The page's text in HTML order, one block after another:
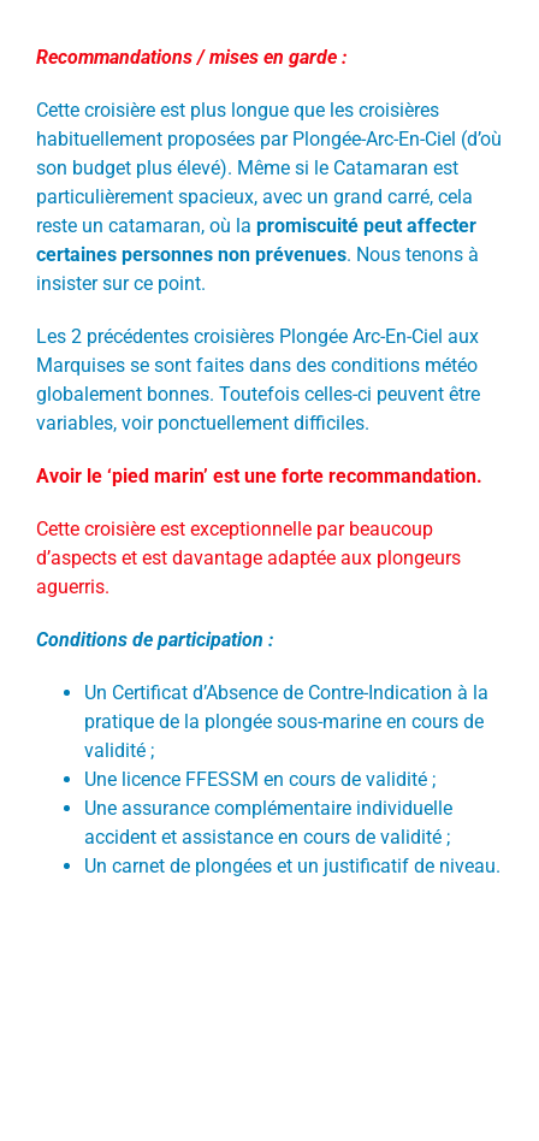
Recommandations / mises en garde :
Cette croisière est plus longue que les croisières
habituellement proposées par Plongée-Arc-En-Ciel (d’où
son budget plus élevé). Même si le Catamaran est
particulièrement spacieux, avec un grand carré, cela
reste un catamaran, où la promiscuité peut affecter
certaines personnes non prévenues. Nous tenons à
insister sur ce point.
Les 2 précédentes croisières Plongée Arc-En-Ciel aux
Marquises se sont faites dans des conditions météo
globalement bonnes. Toutefois celles-ci peuvent être
variables, voir ponctuellement difficiles.
Avoir le ‘pied marin’ est une forte recommandation.
Cette croisière est exceptionnelle par beaucoup
d’aspects et est davantage adaptée aux plongeurs
aguerris.
Conditions de participation :
Un Certificat d’Absence de Contre-Indication à la
pratique de la plongée sous-marine en cours de
validité ;
Une licence FFESSM en cours de validité ;
Une assurance complémentaire individuelle
accident et assistance en cours de validité ;
Un carnet de plongées et un justificatif de niveau.